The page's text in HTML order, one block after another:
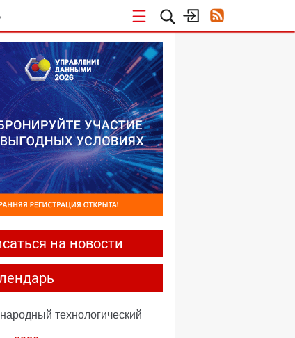
на новости
технологический